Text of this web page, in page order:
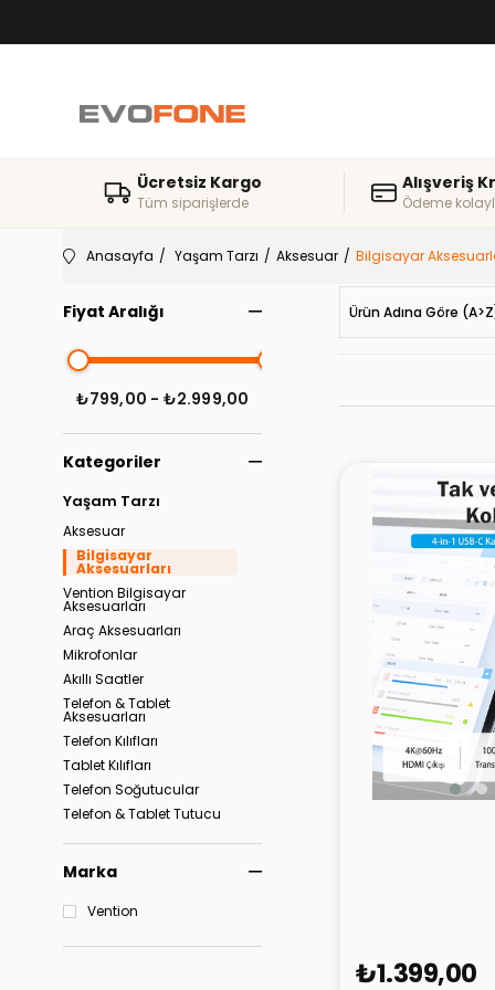
Ücretsiz Kargo
Tüm siparişlerde
Alışveriş
Ödeme
Anasayfa Yaşam Tarzı Aksesuar Bilgisayar
Fiyat Aralığı
₺799,00 - ₺2.999,00
Kategoriler
Yaşam Tarzı
Aksesuar
Bilgisayar
Aksesuarları
Vention Bilgisayar
Aksesuarları
Araç Aksesuarları
Mikrofonlar
Akıllı Saatler
Telefon & Tablet
Aksesuarları
Telefon Kılıfları
Tablet Kılıfları
Telefon Soğutucular
Telefon & Tablet Tutucu
Kulaklıklar
Marka
Vention
Ürün Adına Göre
₺1.399,00